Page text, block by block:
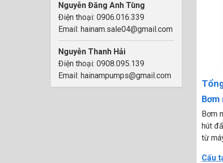
Nguyễn Đăng Anh Tùng
Điện thoại: 0906.016.339
Email: hainam.sale04@gmail.com
Nguyễn Thanh Hải
Điện thoại: 0908.095.139
Email: hainampumps@gmail.com
Bơm
Bơm
hút
từ
Cấu